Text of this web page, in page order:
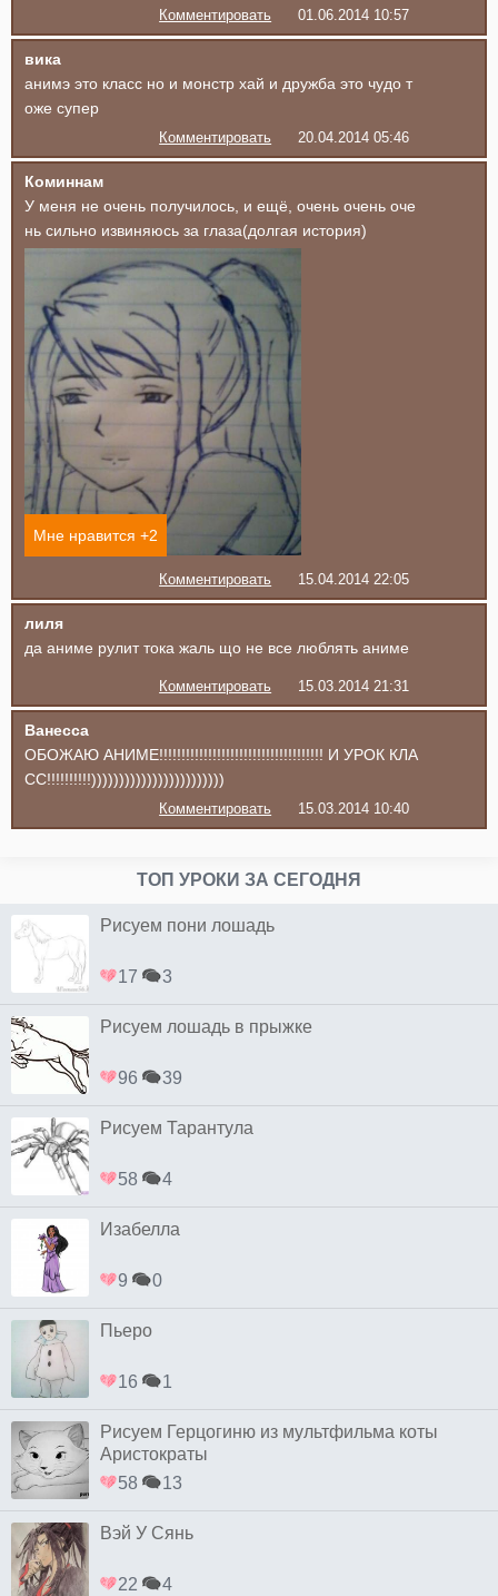
Комментировать 01.06.2014 10:57
вика
анимэ это класс но и монстр хай и дружба это чудо т
оже супер
Комментировать 20.04.2014 05:46
Коминнам
У меня не очень получилось, и ещё, очень очень оче
нь сильно извиняюсь за глаза(долгая история)
Мне нравится +2
Комментировать 15.04.2014 22:05
лиля
да аниме рулит тока жаль що не все люблять аниме
Комментировать 15.03.2014 21:31
Ванесса
ОБОЖАЮ АНИМЕ!!!!!!!!!!!!!!!!!!!!!!!!!!!!!!!!!!!!! И УРОК КЛА
СС!!!!!!!!!!))))))))))))))))))))))))
Комментировать 15.03.2014 10:40
ТОП УРОКИ ЗА СЕГОДНЯ
Рисуем пони лошадь
17 3
Рисуем лошадь в прыжке
96 39
Рисуем Тарантула
58 4
Изабелла
9 0
Пьеро
16 1
Рисуем Герцогиню из мультфильма коты
Аристократы
58
13
Вэй У Сянь
22 4